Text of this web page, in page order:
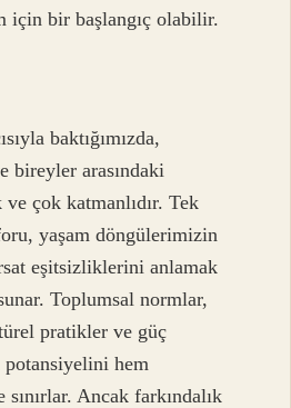
için bir başlangıç olabilir.
baktığımızda,
bireyler arasındaki
çok katmanlıdır. Tek
yaşam döngülerimizin
eşitsizliklerini anlamak
Toplumsal normlar,
pratikler ve güç
hem
Ancak farkındalık